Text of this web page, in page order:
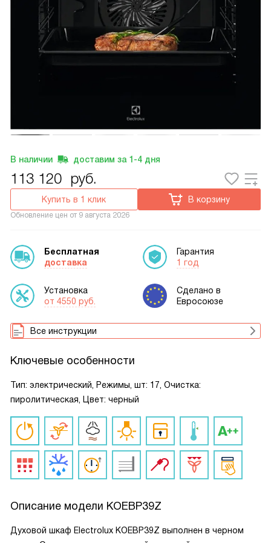
В наличии доставим за 1-4 дня
113 120 руб.
Купить в 1 клик В корзину
Обновление цен от 9 августа 2026
Бесплатная
доставка
Установка
от 4550 руб.
Гарантия
1 год
Сделано в
Евросоюзе
Все инструкции
Ключевые особенности
Тип: электрический, Режимы, шт: 17, Очистка:
пиролитическая, Цвет: черный
Описание модели KOEBP39Z
Духовой шкаф Electrolux KOEBP39Z выполнен в черном